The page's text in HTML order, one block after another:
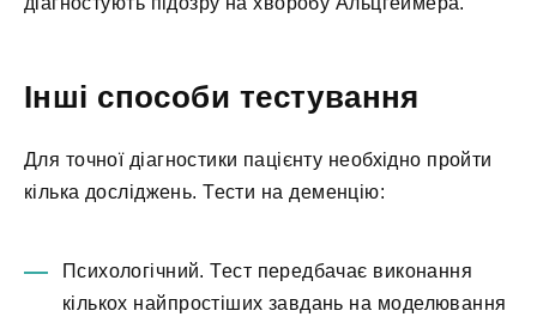
Інші способи тестування
Для точної діагностики пацієнту необхідно пройти
кілька досліджень. Тести на деменцію:
Психологічний. Тест передбачає виконання
кількох найпростіших завдань на моделювання